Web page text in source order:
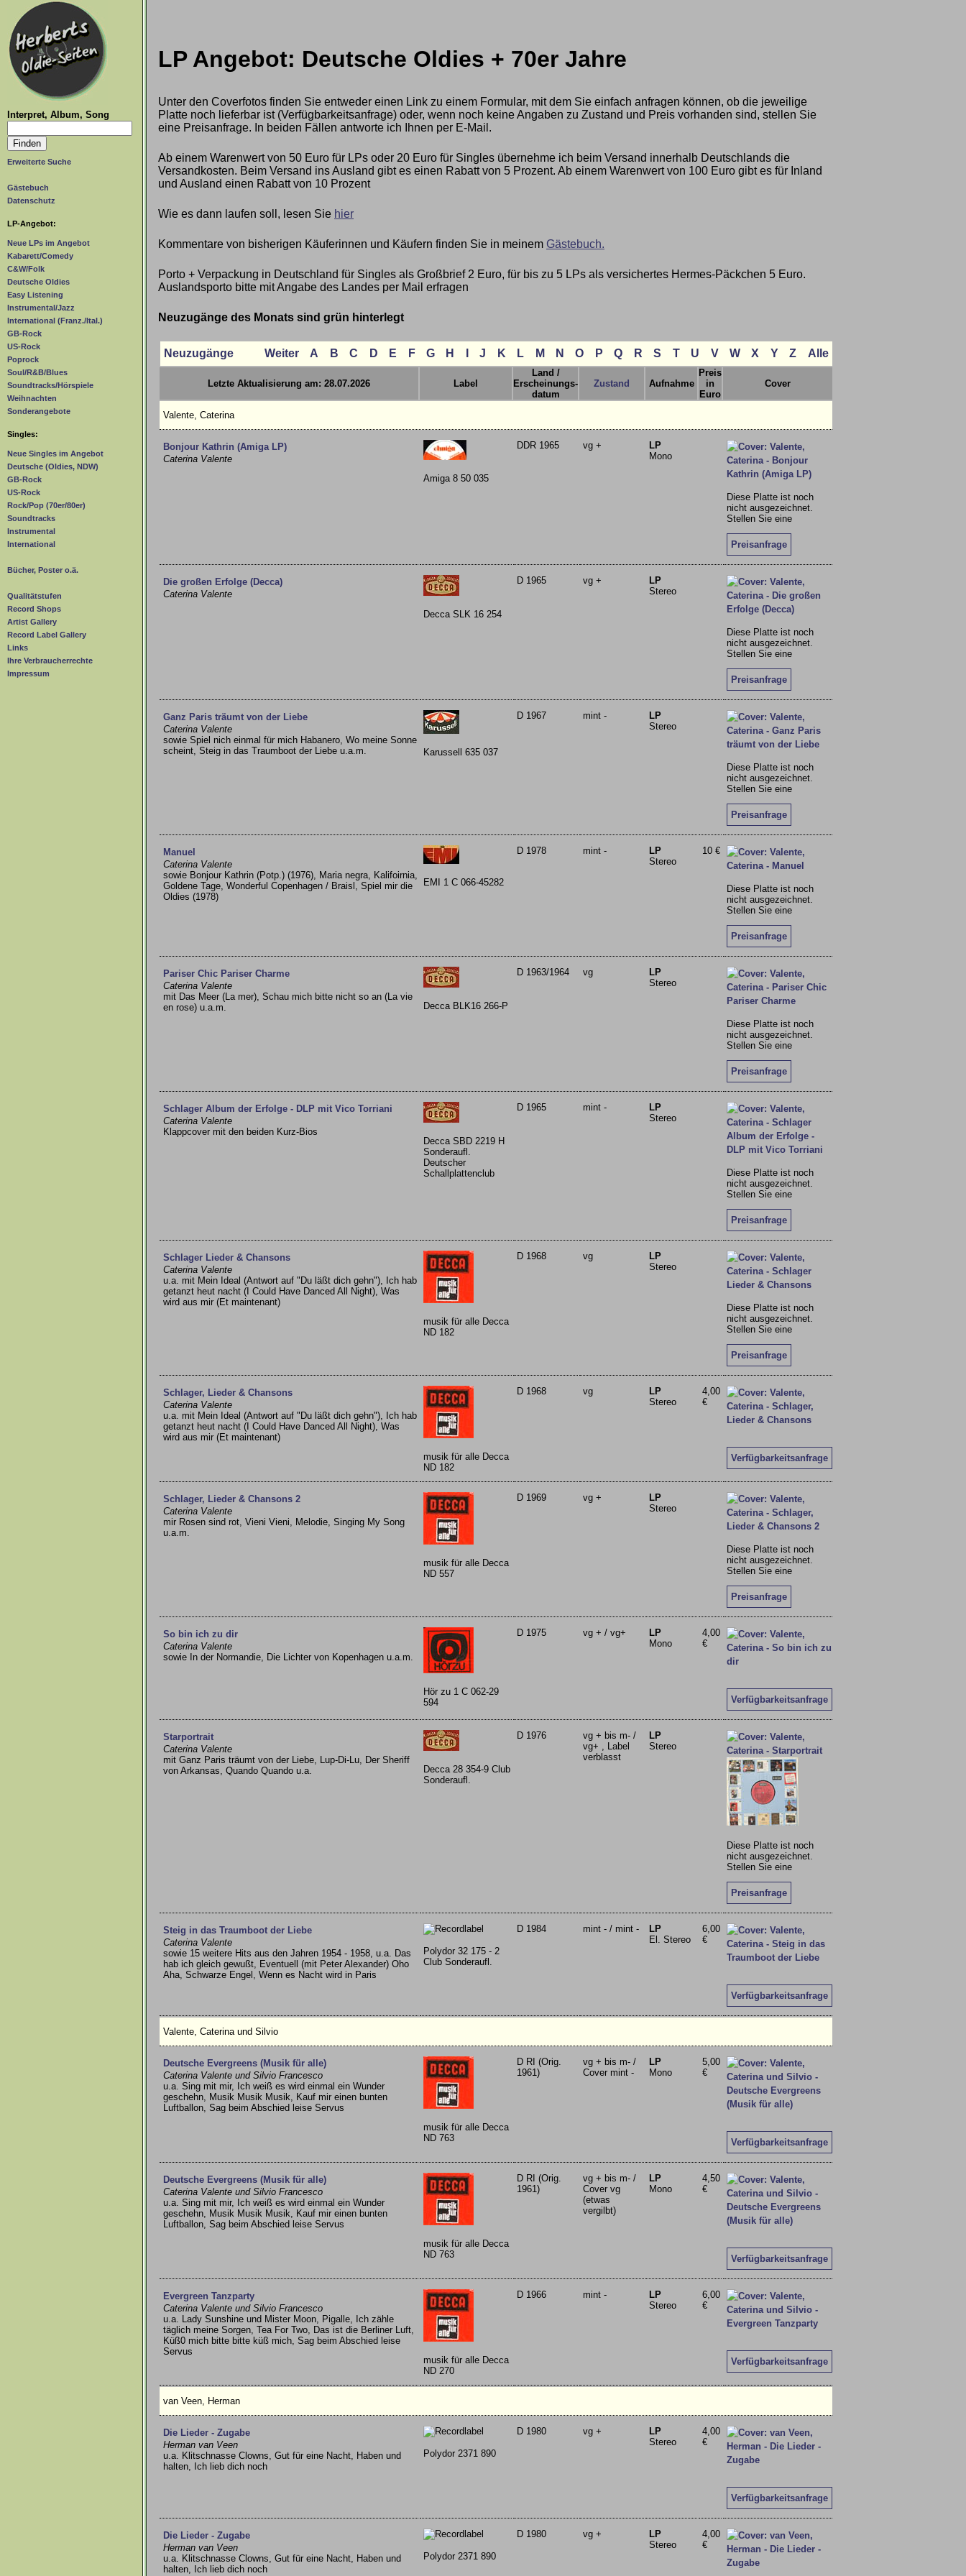
Interpret, Album, Song
Erweiterte Suche
Gästebuch
Datenschutz
LP-Angebot:
Neue LPs im Angebot
Kabarett/Comedy
C&W/Folk
Deutsche Oldies
Easy Listening
Instrumental/Jazz
International (Franz./Ital.)
GB-Rock
US-Rock
Poprock
Soul/R&B/Blues
Soundtracks/Hörspiele
Weihnachten
Sonderangebote
Singles:
Neue Singles im Angebot
Deutsche (Oldies, NDW)
GB-Rock
US-Rock
Rock/Pop (70er/80er)
Soundtracks
Instrumental
International
Bücher, Poster o.ä.
Qualitätstufen
Record Shops
Artist Gallery
Record Label Gallery
Links
Ihre Verbraucherrechte
Impressum
LP Angebot: Deutsche Oldies + 70er Jahre
Unter den Coverfotos finden Sie entweder einen Link zu einem Formular, mit dem Sie einfach anfragen können, ob die jeweilige
Platte noch lieferbar ist (Verfügbarkeitsanfrage) oder, wenn noch keine Angaben zu Zustand und Preis vorhanden sind, stellen Sie
eine Preisanfrage. In beiden Fällen antworte ich Ihnen per E-Mail.
Ab einem Warenwert von 50 Euro für LPs oder 20 Euro für Singles übernehme ich beim Versand innerhalb Deutschlands die
Versandkosten. Beim Versand ins Ausland gibt es einen Rabatt von 5 Prozent. Ab einem Warenwert von 100 Euro gibt es für Inland
und Ausland einen Rabatt von 10 Prozent
Wie es dann laufen soll, lesen Sie hier
Kommentare von bisherigen Käuferinnen und Käufern finden Sie in meinem Gästebuch.
Porto + Verpackung in Deutschland für Singles als Großbrief 2 Euro, für bis zu 5 LPs als versichertes Hermes-Päckchen 5 Euro.
Auslandsporto bitte mit Angabe des Landes per Mail erfragen
Neuzugänge des Monats sind grün hinterlegt
Neuzugänge Weiter A B C D E F G H J K L M N O P Q R S T U V W X Y Z Alle
Letzte Aktualisierung am: 28.07.2026 Label
Land /
Erscheinungs-
datum
Zustand Aufnahme
Preis
in
Euro
Cover
Valente, Caterina
Bonjour Kathrin (Amiga LP)
Caterina Valente
Amiga 8 50 035
DDR 1965 vg +
LP
Mono
Diese Platte ist noch
nicht ausgezeichnet.
Stellen Sie eine
Preisanfrage
Die großen Erfolge (Decca)
Caterina Valente
Decca SLK 16 254
D 1965 vg +
LP
Stereo
Diese Platte ist noch
nicht ausgezeichnet.
Stellen Sie eine
Preisanfrage
Ganz Paris träumt von der Liebe
Caterina Valente
sowie Spiel nich einmal für mich Habanero, Wo meine Sonne
scheint, Steig in das Traumboot der Liebe u.a.m.
Karussell 635 037
D 1967 mint -
LP
Stereo
Diese Platte ist noch
nicht ausgezeichnet.
Stellen Sie eine
Preisanfrage
Manuel
Caterina Valente
sowie Bonjour Kathrin (Potp.) (1976), Maria negra, Kalifoirnia,
Goldene Tage, Wonderful Copenhagen / Braisl, Spiel mir die
Oldies (1978)
EMI 1 C 066-45282
D 1978 mint -
LP
Stereo
10 €
Diese Platte ist noch
nicht ausgezeichnet.
Stellen Sie eine
Preisanfrage
Pariser Chic Pariser Charme
Caterina Valente
mit Das Meer (La mer), Schau mich bitte nicht so an (La vie
en rose) u.a.m.
Decca BLK16 266-P
D 1963/1964 vg
LP
Stereo
Diese Platte ist noch
nicht ausgezeichnet.
Stellen Sie eine
Preisanfrage
Schlager Album der Erfolge - DLP mit Vico Torriani
Caterina Valente
Klappcover mit den beiden Kurz-Bios
Decca SBD 2219 H
Sonderaufl.
Deutscher
Schallplattenclub
D 1965 mint -
LP
Stereo
Diese Platte ist noch
nicht ausgezeichnet.
Stellen Sie eine
Preisanfrage
Schlager Lieder & Chansons
Caterina Valente
u.a. mit Mein Ideal (Antwort auf "Du läßt dich gehn"), Ich hab
getanzt heut nacht (I Could Have Danced All Night), Was
wird aus mir (Et maintenant)
musik für alle Decca
ND 182
D 1968 vg
LP
Stereo
Diese Platte ist noch
nicht ausgezeichnet.
Stellen Sie eine
Preisanfrage
Schlager, Lieder & Chansons
Caterina Valente
u.a. mit Mein Ideal (Antwort auf "Du läßt dich gehn"), Ich hab
getanzt heut nacht (I Could Have Danced All Night), Was
wird aus mir (Et maintenant)
musik für alle Decca
ND 182
D 1968 vg
LP
Stereo
4,00
€
Verfügbarkeitsanfrage
Schlager, Lieder & Chansons 2
Caterina Valente
mir Rosen sind rot, Vieni Vieni, Melodie, Singing My Song
u.a.m.
musik für alle Decca
ND 557
D 1969 vg +
LP
Stereo
Diese Platte ist noch
nicht ausgezeichnet.
Stellen Sie eine
Preisanfrage
So bin ich zu dir
Caterina Valente
sowie In der Normandie, Die Lichter von Kopenhagen u.a.m.
Hör zu 1 C 062-29
594
D 1975 vg + / vg+
LP
Mono
4,00
€
Verfügbarkeitsanfrage
Starportrait
Caterina Valente
mit Ganz Paris träumt von der Liebe, Lup-Di-Lu, Der Sheriff
von Arkansas, Quando Quando u.a.
Decca 28 354-9 Club
Sonderaufl.
D 1976
vg + bis m- /
vg+ , Label
verblasst
LP
Stereo
Diese Platte ist noch
nicht ausgezeichnet.
Stellen Sie eine
Preisanfrage
Steig in das Traumboot der Liebe
Caterina Valente
sowie 15 weitere Hits aus den Jahren 1954 - 1958, u.a. Das
hab ich gleich gewußt, Eventuell (mit Peter Alexander) Oho
Aha, Schwarze Engel, Wenn es Nacht wird in Paris
Polydor 32 175 - 2
Club Sonderaufl.
D 1984 mint - / mint -
LP
El. Stereo
6,00
€
Verfügbarkeitsanfrage
Valente, Caterina und Silvio
Deutsche Evergreens (Musik für alle)
Caterina Valente und Silvio Francesco
u.a. Sing mit mir, Ich weiß es wird einmal ein Wunder
geschehn, Musik Musik Musik, Kauf mir einen bunten
Luftballon, Sag beim Abschied leise Servus
musik für alle Decca
ND 763
D RI (Orig.
1961)
vg + bis m- /
Cover mint -
LP
Mono
5,00
€
Verfügbarkeitsanfrage
Deutsche Evergreens (Musik für alle)
Caterina Valente und Silvio Francesco
u.a. Sing mit mir, Ich weiß es wird einmal ein Wunder
geschehn, Musik Musik Musik, Kauf mir einen bunten
Luftballon, Sag beim Abschied leise Servus
musik für alle Decca
ND 763
D RI (Orig.
1961)
vg + bis m- /
Cover vg
(etwas
vergilbt)
LP
Mono
4,50
€
Verfügbarkeitsanfrage
Evergreen Tanzparty
Caterina Valente und Silvio Francesco
u.a. Lady Sunshine und Mister Moon, Pigalle, Ich zähle
täglich meine Sorgen, Tea For Two, Das ist die Berliner Luft,
Küß0 mich bitte bitte küß mich, Sag beim Abschied leise
Servus
musik für alle Decca
ND 270
D 1966 mint -
LP
Stereo
6,00
€
Verfügbarkeitsanfrage
van Veen, Herman
Die Lieder - Zugabe
Herman van Veen
u.a. Klitschnasse Clowns, Gut für eine Nacht, Haben und
halten, Ich lieb dich noch
Polydor 2371 890
D 1980 vg +
LP
Stereo
4,00
€
Verfügbarkeitsanfrage
Die Lieder - Zugabe
Herman van Veen
u.a. Klitschnasse Clowns, Gut für eine Nacht, Haben und
halten, Ich lieb dich noch
Polydor 2371 890
D 1980 vg +
LP
Stereo
4,00
€